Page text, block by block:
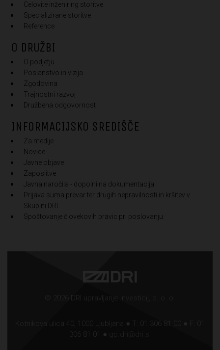
Celovite inženiring storitve
Specializirane storitve
Reference
O DRUŽBI
O podjetju
Poslanstvo in vizija
Zgodovina
Trajnostni razvoj
Družbena odgovornost
INFORMACIJSKO SREDIŠČE
Za medije
Novice
Javne objave
Zaposlitve
Javna naročila - dopolnilna dokumentacija
Prijava suma prevar ter drugih nepravilnosti in kršitev v
Skupini DRI
Spoštovanje človekovih pravic pri poslovanju
© 2026 DRI upravljanje investicij, d. o. o.
Kotnikova ulica 40, 1000 Ljubljana ● T: 01 306 81 00 ● F: 01
306 81 01 ●